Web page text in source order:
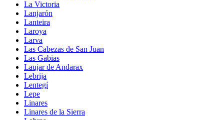
La Victoria
Lanjarón
Lanteira
Laroya
Larva
Las Cabezas de San Juan
Las Gabias
Laujar de Andarax
Lebrija
Lentegí
Lepe
Linares
Linares de la Sierra